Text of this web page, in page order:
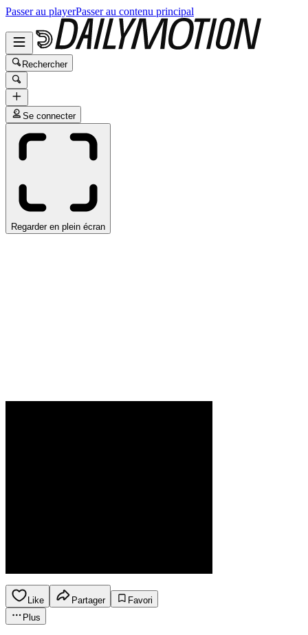
Passer au playerPasser au contenu principal
Rechercher
Se connecter
Regarder en plein écran
Like Partager
Favori
Plus